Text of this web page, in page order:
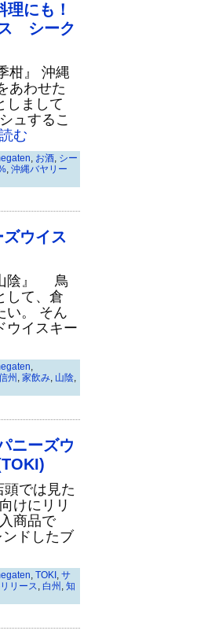
にも！
ス シーク
柑』 沖縄
あわせた
しまして
ュするこ
む
, お酒, シー
, 沖縄バヤリー
ウイス
山陰』 鳥
して、倉
い。 そん
ウイスキー
,
州 , 家飲み, 山陰,
ニーズウ
では見た
けにリリ
商品で
ドしたブ
, TOKI , サ
リース, 白州 , 知